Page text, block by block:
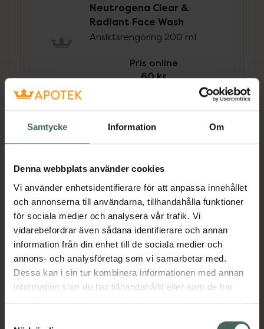
Samtycke Information Om
Denna webbplats använder cookies
Vi använder enhetsidentifierare för att anpassa innehållet
och annonserna till användarna, tillhandahålla funktioner
för sociala medier och analysera vår trafik. Vi
vidarebefordrar även sådana identifierare och annan
information från din enhet till de sociala medier och
annons- och analysföretag som vi samarbetar med.
Dessa kan i sin tur kombinera informationen med annan
information som du har tillhandahållit eller som de har
samlat in när du har använt deras tjänster. Samtycke till
Neutrogena Clear &
Radiant Face Wash
Ansiktsrengöring 200 ml
Pris online
60 kr
Köp båda för
Köp båda
Beskrivning
En vårdande ansiktscreme som återfuktar,
rengör och piggar upp huden. Ger 24 timmars
fukt utan att täppa till porerna. Absorberas
snabbt och ger din hud en smidig, mjuk känsla.
Dermatologiskt testad. Passar för daglig
användning: massera in på rengjort, torrt
ansikte.
rosa grapefrukt. Passar för hy som har